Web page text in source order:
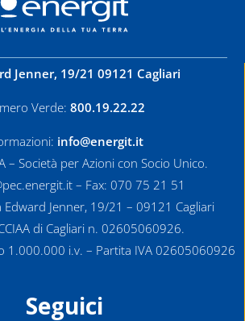
Jenner, 19/21 09121 Cagliari
Verde: 800.19.22.22
info@energit.it
– Società per Azioni con Socio Unico.
– Fax: 070 75 21 51
Edward Jenner, 19/21 – 09121 Cagliari
di Cagliari n. 02605060926.
1.000.000 i.v. – Partita IVA 02605060926
Seguici